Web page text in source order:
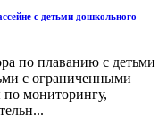
с детьми дошкольного
по плаванию с детьми
с ограниченными
по мониторингу,